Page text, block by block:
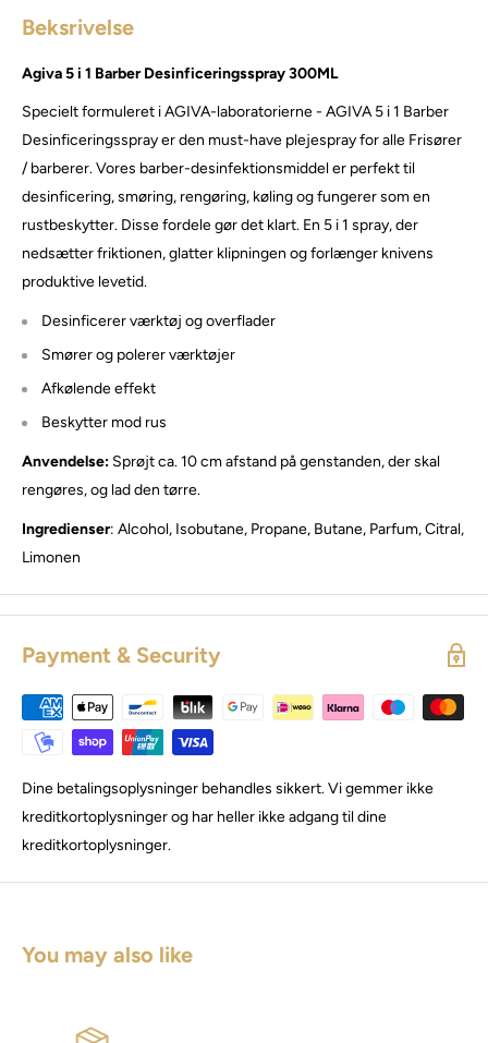
Beksrivelse
Agiva 5 i 1 Barber Desinficeringsspray 300ML
Specielt formuleret i AGIVA-laboratorierne - AGIVA 5 i 1 Barber
Desinficeringsspray er den must-have plejespray for alle Frisører
/ barberer. Vores barber-desinfektionsmiddel er perfekt til
desinficering, smøring, rengøring, køling og fungerer som en
rustbeskytter. Disse fordele gør det klart. En 5 i 1 spray, der
nedsætter friktionen, glatter klipningen og forlænger knivens
produktive levetid.
Desinficerer værktøj og overflader
Smører og polerer værktøjer
Afkølende effekt
Beskytter mod rus
Anvendelse: Sprøjt ca. 10 cm afstand på genstanden, der skal
rengøres, og lad den tørre.
Ingredienser: Alcohol, Isobutane, Propane, Butane, Parfum, Citral,
Limonen
Payment & Security
Dine betalingsoplysninger behandles sikkert. Vi gemmer ikke
kreditkortoplysninger og har heller ikke adgang til dine
kreditkortoplysninger.
You may also like